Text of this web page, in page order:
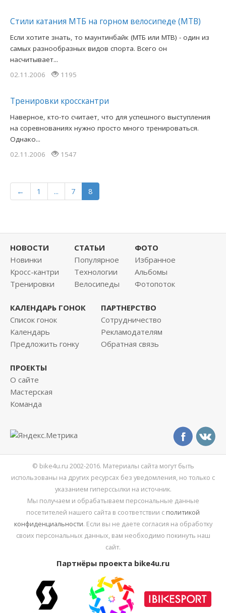
Стили катания МТБ на горном велосипеде (MTB)
Если хотите знать, то маунтинбайк (МТБ или MTB) - один из
самых разнообразных видов спорта. Всего он
насчитывает...
02.11.2006
1195
Тренировки кросскантри
Наверное, кто-то считает, что для успешного выступления
на соревнованиях нужно просто много тренироваться.
Однако...
02.11.2006
1547
← 1 ... 7 8
НОВОСТИ
Новинки
Кросс-кантри
Тренировки
СТАТЬИ
Популярное
Технологии
Велосипеды
ФОТО
Избранное
Альбомы
Фотопоток
КАЛЕНДАРЬ ГОНОК
Список гонок
Календарь
Предложить гонку
ПАРТНЕРСТВО
Сотрудничество
Рекламодателям
Обратная связь
ПРОЕКТЫ
О сайте
Мастерская
Команда
© bike4u.ru 2002-2016. Материалы сайта могут быть
использованы на других ресурсах без уведомления, но только с
указанием гиперссылки на источник.
Мы получаем и обрабатываем персональные данные
посетителей нашего сайта в соответствии с политикой
конфиденциальности. Если вы не даете согласия на обработку
своих персональных данных, вам необходимо покинуть наш
сайт.
Партнёры проекта bike4u.ru